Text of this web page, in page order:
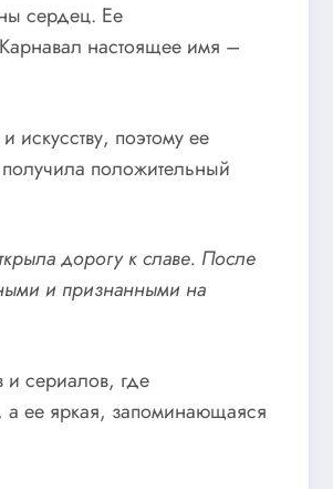
сердец. Ее
настоящее имя –
поэтому ее
положительный
дорогу к славе. После
и признанными на
сериалов, где
а ее яркая, запоминающаяся